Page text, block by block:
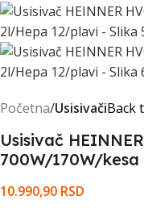
Početna UsisivačiBack
Usisivač
700W/170W/
10.990,90 RSD